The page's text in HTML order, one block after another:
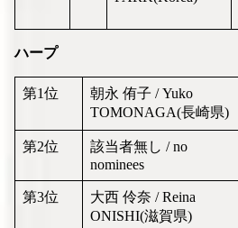
ハープ
第1位
朝永 侑子 / Yuko
TOMONAGA(長崎県)
第2位
該当者無し / no
nominees
第3位
大西 伶奈 / Reina
ONISHI(滋賀県)